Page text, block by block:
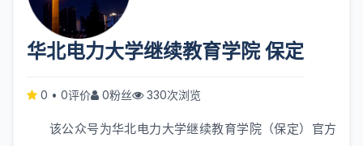
华北电力大学继续教育学院 保定
0 • 0评价 0粉丝 330次浏览
该公众号为华北电力大学继续教育学院（保定）官方